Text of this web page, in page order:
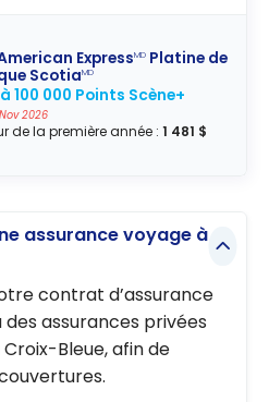
ExpressMD Platine de
ScotiaMD
100 000 Points Scène+
2026
de la première année : 1 481 $
assurance voyage à
contrat d’assurance
assurances privées
Croix-Bleue, afin de